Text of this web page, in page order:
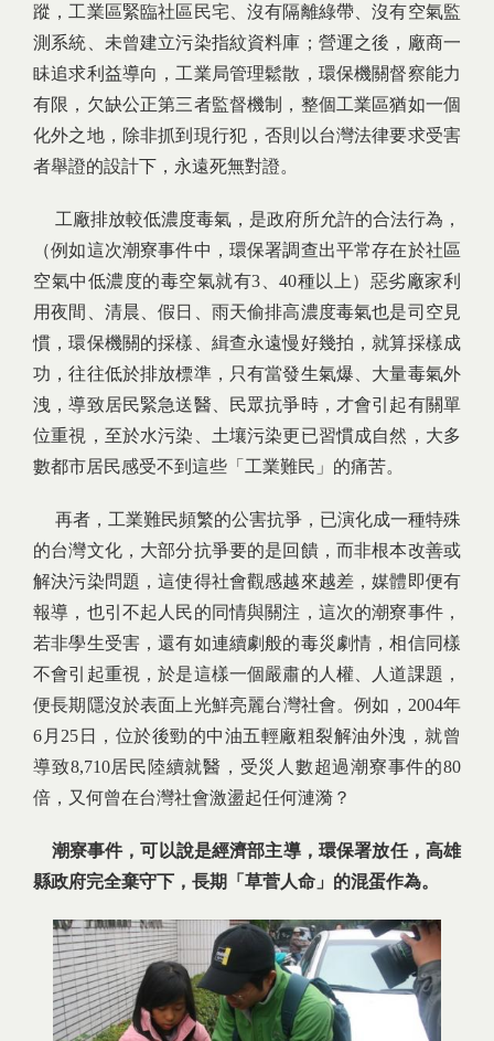
蹤，工業區緊臨社區民宅、沒有隔離綠帶、沒有空氣監
測系統、未曾建立污染指紋資料庫；營運之後，廠商一
眛追求利益導向，工業局管理鬆散，環保機關督察能力
有限，欠缺公正第三者監督機制，整個工業區猶如一個
化外之地，除非抓到現行犯，否則以台灣法律要求受害
者舉證的設計下，永遠死無對證。
工廠排放較低濃度毒氣，是政府所允許的合法行為，
（例如這次潮寮事件中，環保署調查出平常存在於社區
空氣中低濃度的毒空氣就有3、40種以上）惡劣廠家利
用夜間、清晨、假日、雨天偷排高濃度毒氣也是司空見
慣，環保機關的採樣、緝查永遠慢好幾拍，就算採樣成
功，往往低於排放標準，只有當發生氣爆、大量毒氣外
洩，導致居民緊急送醫、民眾抗爭時，才會引起有關單
位重視，至於水污染、土壤污染更已習慣成自然，大多
數都市居民感受不到這些「工業難民」的痛苦。
再者，工業難民頻繁的公害抗爭，已演化成一種特殊
的台灣文化，大部分抗爭要的是回饋，而非根本改善或
解決污染問題，這使得社會觀感越來越差，媒體即便有
報導，也引不起人民的同情與關注，這次的潮寮事件，
若非學生受害，還有如連續劇般的毒災劇情，相信同樣
不會引起重視，於是這樣一個嚴肅的人權、人道課題，
便長期隱沒於表面上光鮮亮麗台灣社會。例如，2004年
6月25日，位於後勁的中油五輕廠粗裂解油外洩，就曾
導致8,710居民陸續就醫，受災人數超過潮寮事件的80
倍，又何曾在台灣社會激盪起任何漣漪？
潮寮事件，可以說是經濟部主導，環保署放任，高雄
縣政府完全棄守下，長期「草菅人命」的混蛋作為。